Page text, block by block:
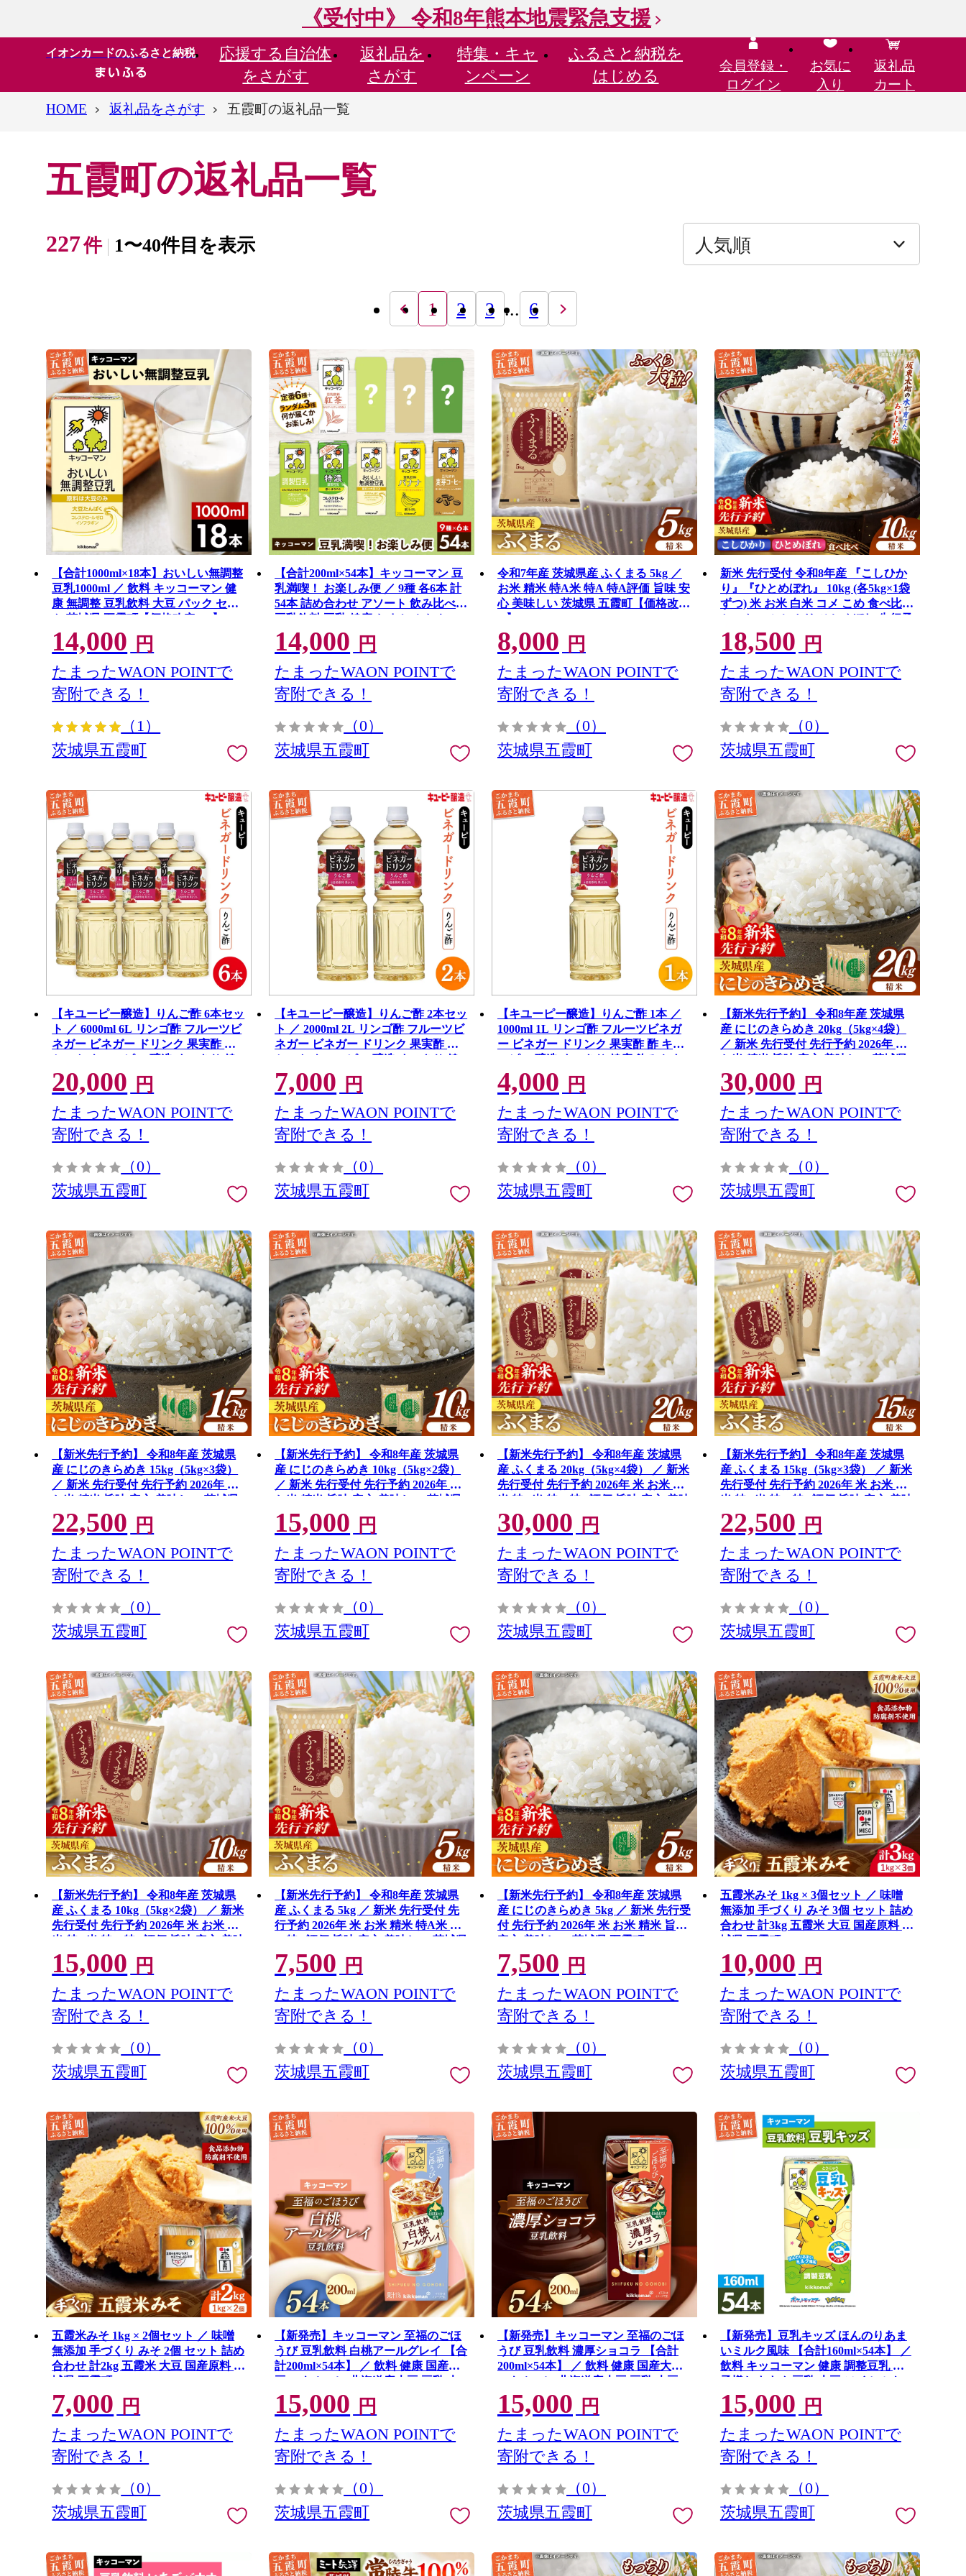
《受付中》 令和8年熊本地震緊急支援
イオンカードのふるさと納税 応援する 自治体
をさがす
返礼品を
さがす
特集・ キャ
ンペーン
ふるさと納税を
はじめる
会員登録・
ログイン
お気に
入り
返礼品
カート
HOME
返礼品をさがす 五霞町の返礼品一覧
五霞町の返礼品一覧
227件 1〜40件目を表示
1 2 3 ... 6
【合計1000ml×18本】おいしい無調整
豆乳1000ml ／ 飲料 キッコーマン 健
康 無調整 豆乳飲料 大豆 パック セッ
ト 茨城県 五霞町【価格改定XB】
14,000 円
たまったWAON POINTで
寄附できる！
（1）
茨城県五霞町
【合計200ml×54本】キッコーマン 豆
乳満喫！ お楽しみ便 ／ 9種 各6本 計
54本 詰め合わせ アソート 飲み比べ
豆乳飲料 豆乳 健康 おまかせ おやつ
大豆 パック 定番 飲み切り おすすめ
茨城県 五霞町 N
14,000 円
たまったWAON POINTで
寄附できる！
（0）
茨城県五霞町
令和7年産 茨城県産 ふくまる 5kg ／
お米 精米 特A米 特A 特A評価 旨味 安
心 美味しい 茨城県 五霞町【価格改定
X】
8,000 円
たまったWAON POINTで
寄附できる！
（0）
茨城県五霞町
新米 先行受付 令和8年産 『こしひか
り』『ひとめぼれ』 10kg (各5kg×1袋
ずつ) 米 お米 白米 コメ こめ 食べ比べ
セット コシヒカリ ひとめぼれ 先行予
約 2026年 人気 家計応援 単一米 茨城
県 五霞町
18,500 円
たまったWAON POINTで
寄附できる！
（0）
茨城県五霞町
【キユーピー醸造】りんご酢 6本セッ
ト ／ 6000ml 6L リンゴ酢 フルーツビ
ネガー ビネガー ドリンク 果実酢 酢
セット キューピー 醸造 すっきり 健
康 飲みやすい 茨城県 五霞町
20,000 円
たまったWAON POINTで
寄附できる！
（0）
茨城県五霞町
【キユーピー醸造】りんご酢 2本セッ
ト ／ 2000ml 2L リンゴ酢 フルーツビ
ネガー ビネガー ドリンク 果実酢 酢
セット キューピー 醸造 すっきり 健
康 飲みやすい 茨城県 五霞町
7,000 円
たまったWAON POINTで
寄附できる！
（0）
茨城県五霞町
【キユーピー醸造】りんご酢 1本 ／
1000ml 1L リンゴ酢 フルーツビネガ
ー ビネガー ドリンク 果実酢 酢 キュ
ーピー 醸造 すっきり 健康 飲みやす
い 茨城県 五霞町
4,000 円
たまったWAON POINTで
寄附できる！
（0）
茨城県五霞町
【新米先行予約】 令和8年産 茨城県
産 にじのきらめき 20kg（5kg×4袋）
／ 新米 先行受付 先行予約 2026年 米
お米 精米 旨味 安心 美味しい 茨城県
五霞町
30,000 円
たまったWAON POINTで
寄附できる！
（0）
茨城県五霞町
【新米先行予約】 令和8年産 茨城県
産 にじのきらめき 15kg（5kg×3袋）
／ 新米 先行受付 先行予約 2026年 米
お米 精米 旨味 安心 美味しい 茨城県
五霞町
22,500 円
たまったWAON POINTで
寄附できる！
（0）
茨城県五霞町
【新米先行予約】 令和8年産 茨城県
産 にじのきらめき 10kg（5kg×2袋）
／ 新米 先行受付 先行予約 2026年 米
お米 精米 旨味 安心 美味しい 茨城県
五霞町
15,000 円
たまったWAON POINTで
寄附できる！
（0）
茨城県五霞町
【新米先行予約】 令和8年産 茨城県
産 ふくまる 20kg（5kg×4袋） ／ 新米
先行受付 先行予約 2026年 米 お米 精
米 特A米 特A 特A評価 旨味 安心 美味
しい 茨城県 五霞町
30,000 円
たまったWAON POINTで
寄附できる！
（0）
茨城県五霞町
【新米先行予約】 令和8年産 茨城県
産 ふくまる 15kg（5kg×3袋） ／ 新米
先行受付 先行予約 2026年 米 お米 精
米 特A米 特A 特A評価 旨味 安心 美味
しい 茨城県 五霞町
22,500 円
たまったWAON POINTで
寄附できる！
（0）
茨城県五霞町
【新米先行予約】 令和8年産 茨城県
産 ふくまる 10kg（5kg×2袋） ／ 新米
先行受付 先行予約 2026年 米 お米 精
米 特A米 特A 特A評価 旨味 安心 美味
しい 茨城県 五霞町
15,000 円
たまったWAON POINTで
寄附できる！
（0）
茨城県五霞町
【新米先行予約】 令和8年産 茨城県
産 ふくまる 5kg ／ 新米 先行受付 先
行予約 2026年 米 お米 精米 特A米 特
A 特A評価 旨味 安心 美味しい 茨城県
五霞町
7,500 円
たまったWAON POINTで
寄附できる！
（0）
茨城県五霞町
【新米先行予約】 令和8年産 茨城県
産 にじのきらめき 5kg ／ 新米 先行受
付 先行予約 2026年 米 お米 精米 旨味
安心 美味しい 茨城県 五霞町
7,500 円
たまったWAON POINTで
寄附できる！
（0）
茨城県五霞町
五霞米みそ 1kg × 3個セット ／ 味噌
無添加 手づくり みそ 3個 セット 詰め
合わせ 計3kg 五霞米 大豆 国産原料 茨
城県 五霞町
10,000 円
たまったWAON POINTで
寄附できる！
（0）
茨城県五霞町
五霞米みそ 1kg × 2個セット ／ 味噌
無添加 手づくり みそ 2個 セット 詰め
合わせ 計2kg 五霞米 大豆 国産原料 茨
城県 五霞町
7,000 円
たまったWAON POINTで
寄附できる！
（0）
茨城県五霞町
【新発売】キッコーマン 至福のごほ
うび 豆乳飲料 白桃アールグレイ 【合
計200ml×54本】 ／ 飲料 健康 国産大
豆 ユキホマレ 北海道産大豆 豆乳 大
豆 ソイミルク パック セット 定番 お
やつ デザート 飲み切り おすすめ 茨
城県 五霞町
15,000 円
たまったWAON POINTで
寄附できる！
（0）
茨城県五霞町
【新発売】キッコーマン 至福のごほ
うび 豆乳飲料 濃厚ショコラ 【合計
200ml×54本】 ／ 飲料 健康 国産大豆
ユキホマレ 北海道産大豆 豆乳 大豆
ソイミルク パック セット 定番 おや
つ デザート 飲み切り おすすめ 茨城
県 五霞町
15,000 円
たまったWAON POINTで
寄附できる！
（0）
茨城県五霞町
【新発売】豆乳キッズ ほんのりあま
いミルク風味 【合計160ml×54本】 ／
飲料 キッコーマン 健康 調整豆乳 お
子様おすすめ 豆乳 大豆 ソイミルク
パック セット たんぱく質 カルシウム
人気 おやつ 飲み切り おすすめ 茨城
県 五霞町
15,000 円
たまったWAON POINTで
寄附できる！
（0）
茨城県五霞町